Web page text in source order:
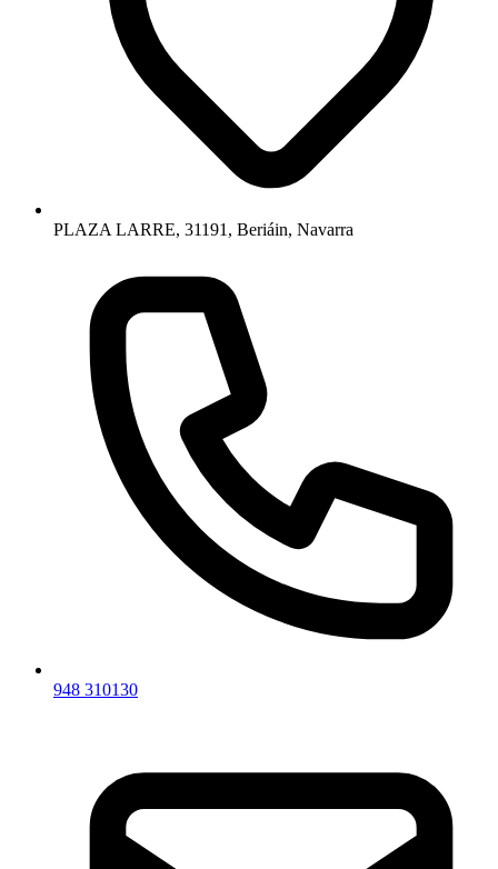
PLAZA LARRE, 31191, Beriáin, Navarra
948 310130